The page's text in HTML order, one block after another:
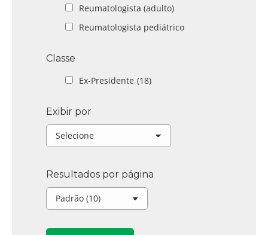
Reumatologista (adulto)
Reumatologista pediátrico
Classe
Ex-Presidente (18)
Exibir por
Resultados por página